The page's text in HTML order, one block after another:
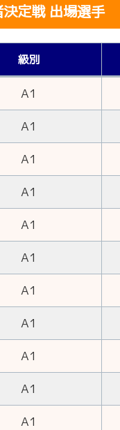
定戦 出場選手
級別
A1
A1
A1
A1
A1
A1
A1
A1
A1
A1
A1